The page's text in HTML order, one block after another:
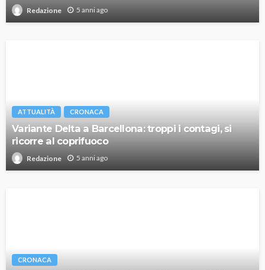
Redazione 5 anni ago
ATTUALITÀ CRONACA
Variante Delta a Barcellona: troppi i contagi, si
ricorre al coprifuoco
Redazione 5 anni ago
CRONACA